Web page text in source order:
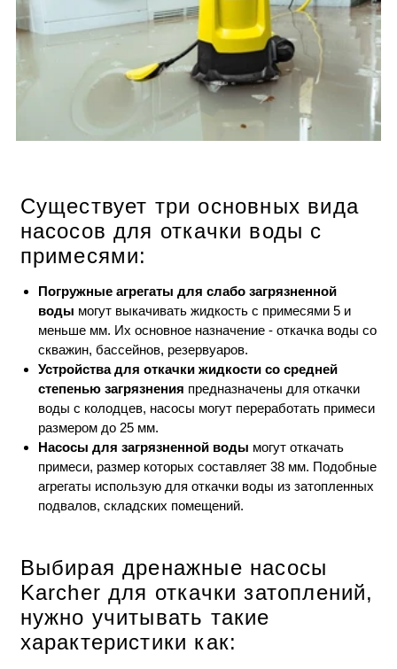
Существует три основных вида
насосов для откачки воды с
примесями:
Погружные агрегаты для слабо загрязненной
воды могут выкачивать жидкость с примесями 5 и
меньше мм. Их основное назначение - откачка воды со
скважин, бассейнов, резервуаров.
Устройства для откачки жидкости со средней
степенью загрязнения предназначены для откачки
воды с колодцев, насосы могут переработать примеси
размером до 25 мм.
Насосы для загрязненной воды могут откачать
примеси, размер которых составляет 38 мм. Подобные
агрегаты использую для откачки воды из затопленных
подвалов, складских помещений.
Выбирая дренажные насосы
Karcher для откачки затоплений,
нужно учитывать такие
характеристики как: